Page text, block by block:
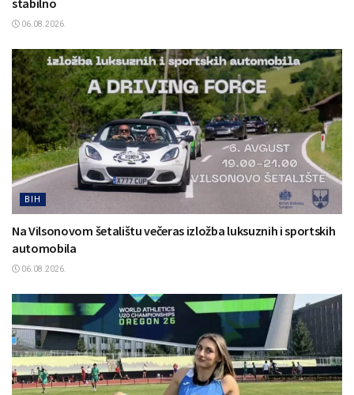
stabilno
06.08.2026.
BIH
Na Vilsonovom šetalištu večeras izložba luksuznih i sportskih
automobila
06.08.2026.